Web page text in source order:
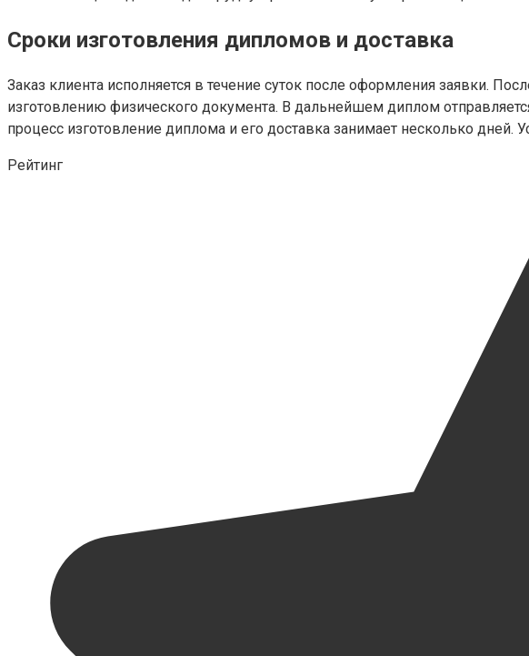
Сроки изготовления дипломов и доставка
Заказ клиента исполняется в течение суток после оформления заявки.
изготовлению физического документа. В дальнейшем диплом
процесс изготовление диплома и его доставка занимает несколько
Рейтинг